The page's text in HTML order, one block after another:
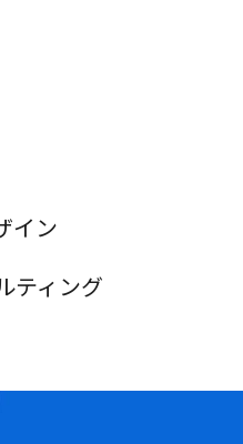
ます。
します。
します。
ルを創出します。
イン
ぎます。
ティング